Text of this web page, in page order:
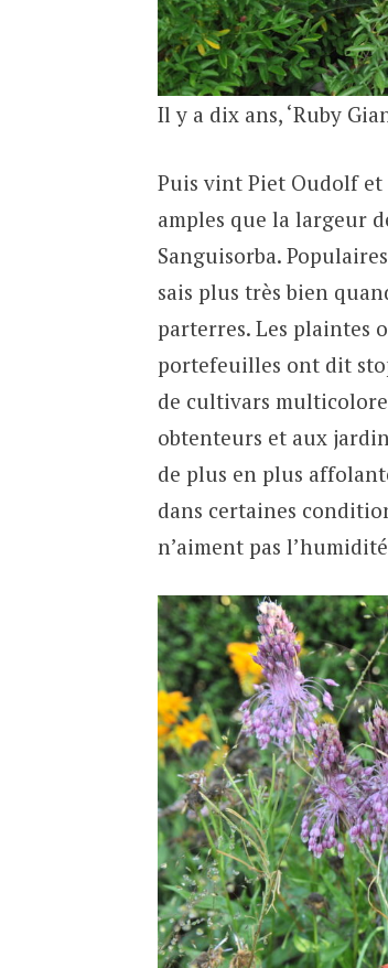
Il y a dix ans, ‘Ruby
Puis vint Piet Oudolf et
amples que la largeur
Sanguisorba.
sais plus très bien
parterres. Les plaintes
portefeuilles ont dit
de cultivars
obtenteurs et aux
de plus en plus
dans certaines
n’aiment pas